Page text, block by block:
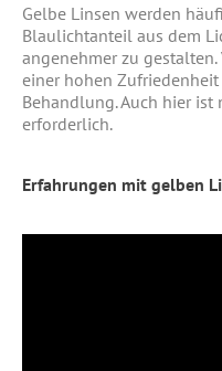
Gelbe Linsen werden
Blaulichtanteil aus dem
angenehmer zu
einer hohen
Behandlung. Auch hier
erforderlich.
Erfahrungen mit gelben